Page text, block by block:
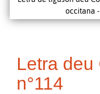
occitana
Letra deu
n°114